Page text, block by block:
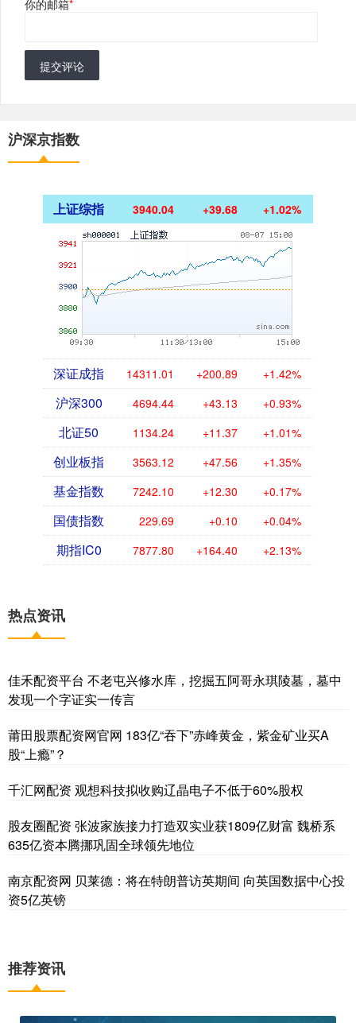
你的邮箱*
提交评论
沪深京指数
上证综指 3940.04 +39.68 +1.02%
深证成指 14311.01 +200.89 +1.42%
沪深300 4694.44 +43.13 +0.93%
北证50 1134.24 +11.37 +1.01%
创业板指 3563.12 +47.56 +1.35%
基金指数 7242.10 +12.30 +0.17%
国债指数 229.69 +0.10 +0.04%
期指IC0 7877.80 +164.40 +2.13%
热点资讯
佳禾配资平台 不老屯兴修水库，挖掘五阿哥永琪陵墓，墓中
发现一个字证实一传言
莆田股票配资网官网 183亿“吞下”赤峰黄金，紫金矿业买A
股“上瘾”？
千汇网配资 观想科技拟收购辽晶电子不低于60%股权
股友圈配资 张波家族接力打造双实业获1809亿财富 魏桥系
635亿资本腾挪巩固全球领先地位
南京配资网 贝莱德：将在特朗普访英期间 向英国数据中心投
资5亿英镑
推荐资讯